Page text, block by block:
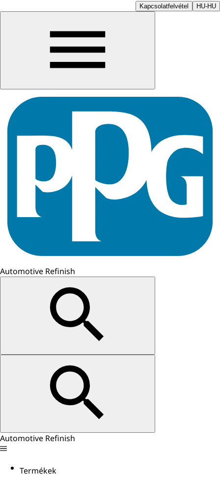
Kapcsolatfelvétel HU-HU
Automotive Refinish
Automotive Refinish
Termékek